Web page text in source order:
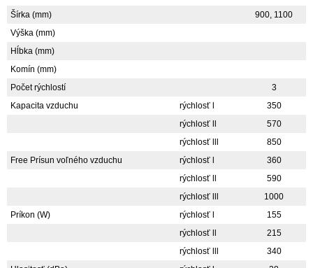
Šírka (mm)
900, 1100
Výška (mm)
Hĺbka (mm)
Komín (mm)
Počet rýchlostí
3
Kapacita vzduchu
rýchlosť l
350
rýchlosť ll
570
rýchlosť lll
850
Free Prísun voľného vzduchu
rýchlosť l
360
rýchlosť ll
590
rýchlosť lll
1000
Príkon (W)
rýchlosť l
155
rýchlosť ll
215
rýchlosť lll
340